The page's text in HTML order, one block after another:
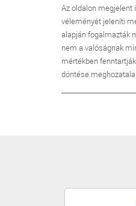
Az oldalon megjelent
véleményét jeleníti
alapján fogalmazták
nem a valóságnak
mértékben
döntése